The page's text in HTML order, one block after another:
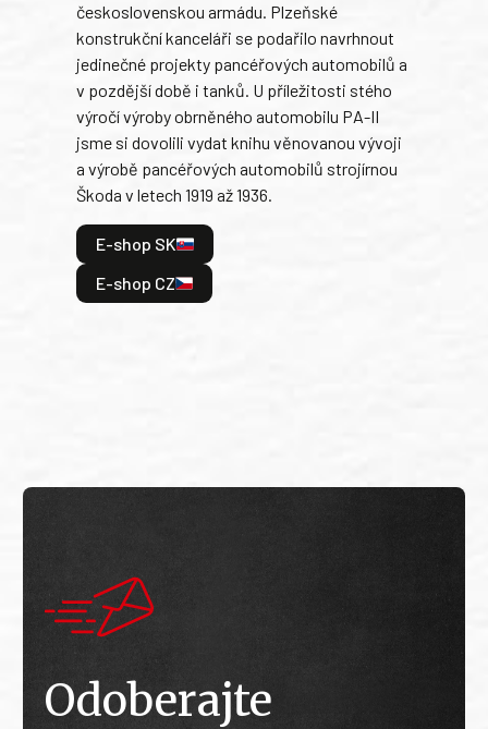
československou armádu. Plzeňské
konstrukční kanceláři se podařilo navrhnout
jedinečné projekty pancéřových automobilů a
v pozdější době i tanků. U příležitosti stého
výročí výroby obrněného automobilu PA-II
jsme si dovolili vydat knihu věnovanou vývoji
a výrobě pancéřových automobilů strojírnou
Škoda v letech 1919 až 1936.
E-shop SK
E-shop CZ
Odoberajte